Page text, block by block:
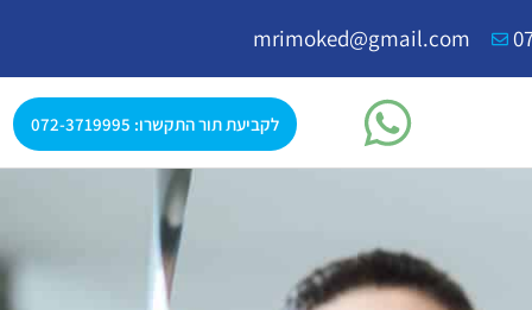
mrimoked@gmail.com
לקביעת תור התקשרו: 072-3719995